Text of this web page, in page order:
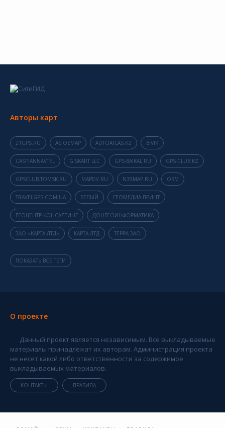
Авторы карт
21GPS.RU AS OEMAP AUTOATLAS.KZ BIVIK
CASPIANNAVTEL GISKART LLC GPS-BAIKAL.RU GPS-CLUB.KZ
GPSCLUB.TOMSK.RU MAPDV.RU N39MAP.RU OSM
TRAVELGPS.COM.UA БЕЛЫЙ ГЕОМЕДИА-ПРИНТ
ГЕОЦЕНТР-КОНСАЛТИНГ ДОНГЕОИНФОРМАТИКА
ЗАО «КАРТА ЛТД» КАРТА ЛТД ТЕРРА ЗАО
ПОКАЗАТЬ ВСЕ ТЕГИ
О проекте
Данный проект является независимым. Все выкладываемые
материалы принадлежат их авторам. Администрация проекта
не несет какой либо ответственности за содержимое
выкладываемых материалов.
КОНТАКТЫ ПРАВИЛА